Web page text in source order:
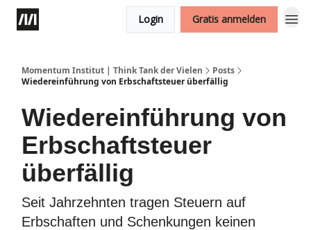
Login Gratis anmelden
Momentum Institut | Think Tank der Vielen
Posts
Wiedereinführung von Erbschaftsteuer überfällig
Wiedereinführung von
Erbschaftsteuer
überfällig
Seit Jahrzehnten tragen Steuern auf
Erbschaften und Schenkungen keinen